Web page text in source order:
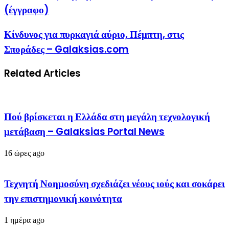
(έγγραφο)
Κίνδυνος για πυρκαγιά αύριο, Πέμπτη, στις
Σποράδες – Galaksias.com
Related Articles
Πού βρίσκεται η Ελλάδα στη μεγάλη τεχνολογική
μετάβαση – Galaksias Portal News
16 ώρες ago
Τεχνητή Νοημοσύνη σχεδιάζει νέους ιούς και σοκάρει
την επιστημονική κοινότητα
1 ημέρα ago